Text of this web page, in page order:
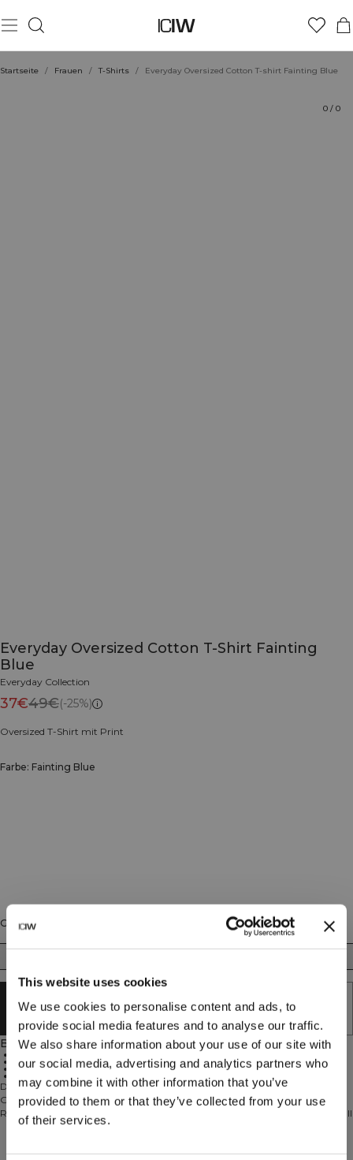
This website uses cookies
We use cookies to personalise content and ads, to
provide social media features and to analyse our traffic.
We also share information about your use of our site with
our social media, advertising and analytics partners who
may combine it with other information that you’ve
provided to them or that they’ve collected from your use
of their services.
Startseite / Frauen / T-Shirts / Everyday Oversized Cotton T-shirt Fainting Blue
0 / 0
Everyday Oversized Cotton T-Shirt Fainting
Blue
Everyday Collection
37€49€(-25%)
Oversized T-Shirt mit Print
Farbe: Fainting Blue
Größe
AUSVERKAUFT - BENACHRICHTIGUNG
ERHALTEN
Beschreibung
Print-Design
Weicher Jersey
Gerippter Halsausschnitt
Das Everyday Oversized T-Shirt bringt mühelosen Stil in deine tägliche
Garderobe. Mit einer entspannten, boxy Passform und einem gerippten
Rundhalsausschnitt bietet es eine weiche Jersey-Haptik und einen lässigen Fall
für ganztägigen Komfort. Ein retro-inspirierter ICIW-Print setzt einen
Shorts oder Jeans zu kombinieren. Perfekt für alles – vom Fitnessstudio bis zu